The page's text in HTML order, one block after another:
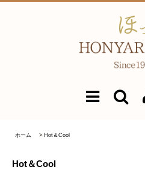
ホーム > Hot＆Cool
Hot＆Cool